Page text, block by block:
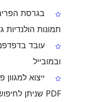
תמונות הולנדיות
עובד
ובמובייל
PDF שניתן לחיפוש